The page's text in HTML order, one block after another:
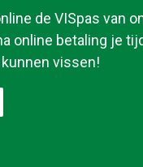
de VISpas van
online betaling je
vissen!